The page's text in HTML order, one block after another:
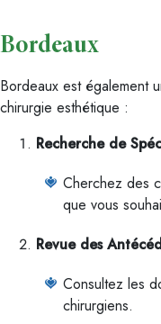
Bordeaux
Bordeaux est également
chirurgie esthétique :
Recherche de
Cherchez des
que vous
Revue des
Consultez les
chirurgiens.